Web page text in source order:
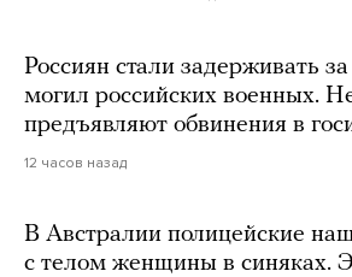
Россиян стали задерживать
могил российских военных.
предъявляют обвинения в
12 часов назад
В Австралии полицейские
с телом женщины в синяках.